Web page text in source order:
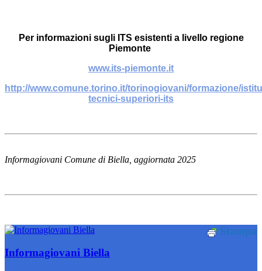
Per informazioni sugli ITS esistenti a livello regione
Piemonte
www.its-piemonte.it
http://www.comune.torino.it/torinogiovani/formazione/
tecnici-superiori-its
Informagiovani Comune di Biella, aggiornata 2025
Stampa
Informagiovani Biella